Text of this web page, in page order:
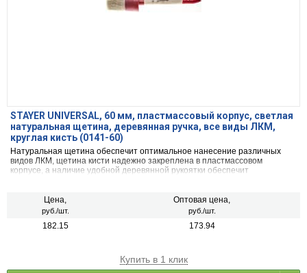
STAYER UNIVERSAL, 60 мм, пластмассовый корпус, светлая
натуральная щетина, деревянная ручка, все виды ЛКМ,
круглая кисть (0141-60)
Натуральная щетина обеспечит оптимальное нанесение различных
видов ЛКМ, щетина кисти надежно закреплена в пластмассовом
корпусе, а наличие удобной деревянной рукоятки обеспечит
Цена,
руб./шт.
Оптовая цена,
руб./шт.
182.15 173.94
Купить в 1 клик